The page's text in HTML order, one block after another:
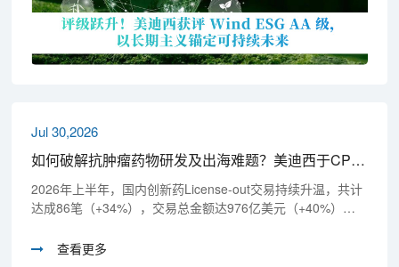
Jul 30,2026
如何破解抗肿瘤药物研发及出海难题？美迪西于CPIC 2026分享实战解法
2026年上半年，国内创新药License-out交易持续升温，共计
达成86笔（+34%），交易总金额达976亿美元（+40%），
新药已从"临床阶段出海"迈入"源头创新出海"新周期，但本土
查看更多